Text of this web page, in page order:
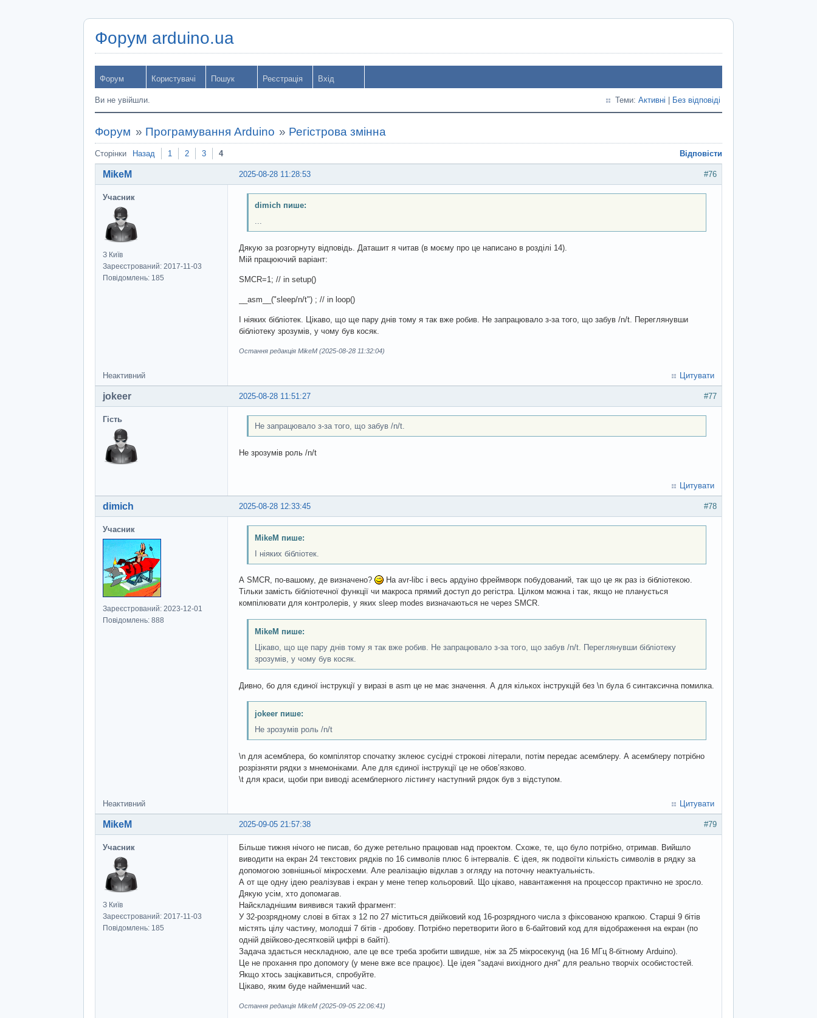
Форум arduino.ua
Форум Користувачі Пошук Реєстрація Вхід
Ви не увійшли. Теми: Активні Без відповіді
Форум » Програмування Arduino » Регістрова змінна
Сторінки Назад 1 2 3 4 Відповісти
#76
2025-08-28 11:28:53
MikeM
Учасник
З Київ
Зареєстрований: 2017-11-03
Повідомлень: 185
dimich пише:
...
Дякую за розгорнуту відповідь. Даташит я читав (в моєму про це написано в розділі 14).
Мій працюючий варіант:
SMCR=1; // in setup()
__asm__("sleep/n/t") ; // in loop()
І ніяких бібліотек. Цікаво, що ще пару днів тому я так вже робив. Не запрацювало з-за того, що забув /n/t. Переглянувши
бібліотеку зрозумів, у чому був косяк.
Остання редакція MikeM (2025-08-28 11:32:04)
Неактивний Цитувати
#77
2025-08-28 11:51:27
jokeer
Гість
Не запрацювало з-за того, що забув /n/t.
Не зрозумів роль /n/t
Цитувати
#78
2025-08-28 12:33:45
dimich
Учасник
Зареєстрований: 2023-12-01
Повідомлень: 888
MikeM пише:
І ніяких бібліотек.
А SMCR, по-вашому, де визначено?
На avr-libc і весь ардуіно фреймворк побудований, так що це як раз із бібліотекою.
Тільки замість бібліотечної функції чи макроса прямий доступ до регістра. Цілком можна і так, якщо не планується
компілювати для контролерів, у яких sleep modes визначаються не через SMCR.
MikeM пише:
Цікаво, що ще пару днів тому я так вже робив. Не запрацювало з-за того, що забув /n/t. Переглянувши бібліотеку
зрозумів, у чому був косяк.
Дивно, бо для єдиної інструкції у виразі в asm це не має значення. А для кількох інструкцій без \n була б синтаксична помилка.
jokeer пише:
Не зрозумів роль /n/t
\n для асемблера, бо компілятор спочатку зклеює сусідні строкові літерали, потім передає асемблеру. А асемблеру потрібно
розрізняти рядки з мнемоніками. Але для єдиної інструкції це не обовʼязково.
\t для краси, щоби при виводі асемблерного лістингу наступний рядок був з відступом.
Неактивний Цитувати
#79
2025-09-05 21:57:38
MikeM
Учасник
З Київ
Зареєстрований: 2017-11-03
Повідомлень: 185
Більше тижня нічого не писав, бо дуже ретельно працював над проектом. Схоже, те, що було потрібно, отримав. Вийшло
виводити на екран 24 текстових рядків по 16 символів плюс 6 інтервалів. Є ідея, як подвоїти кількість символів в рядку за
допомогою зовнішньої мікросхеми. Але реалізацію відклав з огляду на поточну неактуальність.
А от ще одну ідею реалізував і екран у мене тепер кольоровий. Що цікаво, навантаження на процессор практично не зросло.
Дякую усім, хто допомагав.
Найскладнішим виявився такий фрагмент:
У 32-розрядному слові в бітах з 12 по 27 міститься двійковий код 16-розрядного числа з фіксованою крапкою. Старші 9 бітів
містять цілу частину, молодші 7 бітів - дробову. Потрібно перетворити його в 6-байтовий код для відображення на екран (по
одній двійково-десятковій цифрі в байті).
Задача здається нескладною, але це все треба зробити швидше, ніж за 25 мікросекунд (на 16 МГц 8-бітному Arduino).
Це не прохання про допомогу (у мене вже все працює). Це ідея "задачі вихідного дня" для реально творчіх особистостей.
Якщо хтось зацікавиться, спробуйте.
Цікаво, яким буде найменший час.
Остання редакція MikeM (2025-09-05 22:06:41)